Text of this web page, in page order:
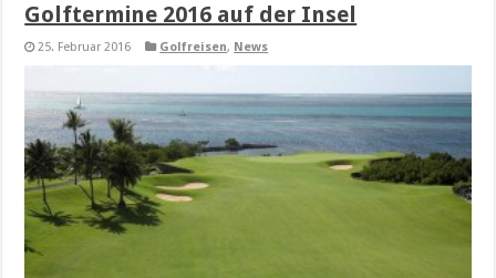
Golftermine 2016 auf der Insel
25. Februar 2016 Golfreisen, News